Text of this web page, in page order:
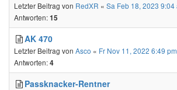
Letzter Beitrag von RedXR « Sa Feb 18, 2023 9:04
Antworten:15
AK 470
Letzter Beitrag von Asco « Fr Nov 11, 2022 6:49 pm
Antworten:4
Passknacker-Rentner